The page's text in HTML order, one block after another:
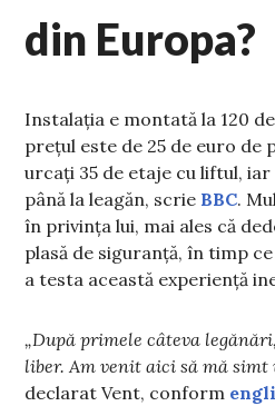
din Europa?
Instalația e montată la 120
prețul este de 25 de euro de
urcați 35 de etaje cu liftul,
până la leagăn, scrie BBC.
în privința lui, mai ales că
plasă de siguranță, în timp
a testa această experiență
„După primele câteva
liber. Am venit aici să mă
declarat Vent, conform